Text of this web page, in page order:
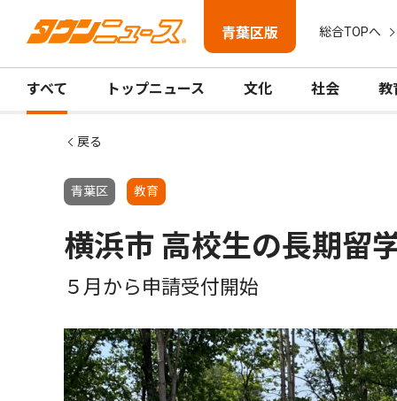
青葉区版 総合TOPへ
すべて トップニュース 文化 社会 教
戻る
青葉区 教育
横浜市 高校生の長期留
５月から申請受付開始